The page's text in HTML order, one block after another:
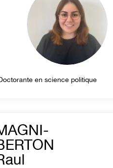
en science politique